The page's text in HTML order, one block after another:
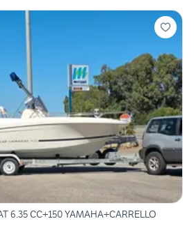
6.35 CC+150 YAMAHA+CARRELLO